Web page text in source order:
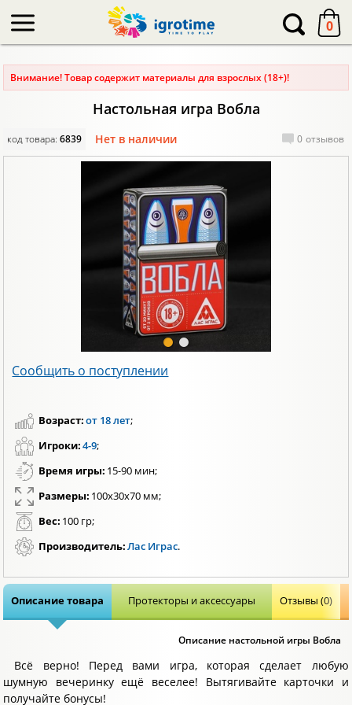
0
Внимание! Товар содержит материалы для взрослых (18+)!
Настольная игра Вобла
код товара:6839 Нет в наличии 0 отзывов
Сообщить о поступлении
Возраст:от 18 лет;
Игроки:4-9;
Время игры: 15-90 мин;
Размеры: 100х30х70 мм;
Вес: 100 гр;
Производитель:Лас Играс.
Описание товара Протекторы и аксессуары Отзывы (0)
Описание настольной игры Вобла
Всё верно! Перед вами игра, которая сделает любую
шумную вечеринку ещё веселее! Вытягивайте карточки и
получайте бонусы!